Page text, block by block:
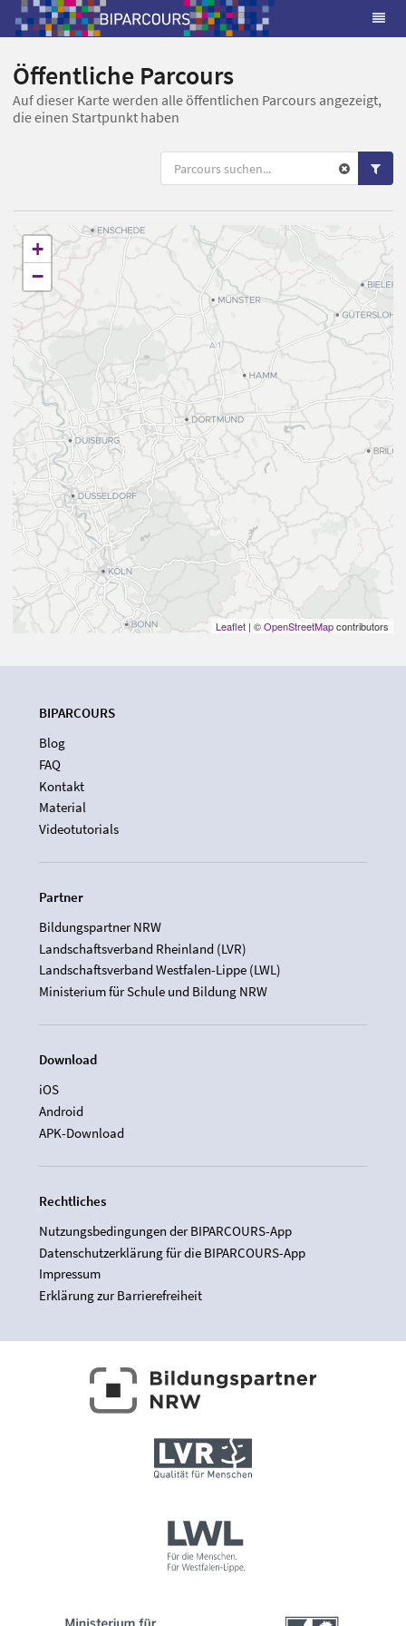
Öffentliche Parcours
Auf dieser Karte werden alle öffentlichen Parcours angezeigt,
die einen Startpunkt haben
+
−
Leaflet | ©OpenStreetMapcontributors
BIPARCOURS
Blog
FAQ
Kontakt
Material
Videotutorials
Partner
Bildungspartner NRW
Landschaftsverband Rheinland (LVR)
Landschaftsverband Westfalen-Lippe (LWL)
Ministerium für Schule und Bildung NRW
Download
iOS
Android
APK-Download
Rechtliches
Nutzungsbedingungen der BIPARCOURS-App
Datenschutzerklärung für die BIPARCOURS-App
Impressum
Erklärung zur Barrierefreiheit